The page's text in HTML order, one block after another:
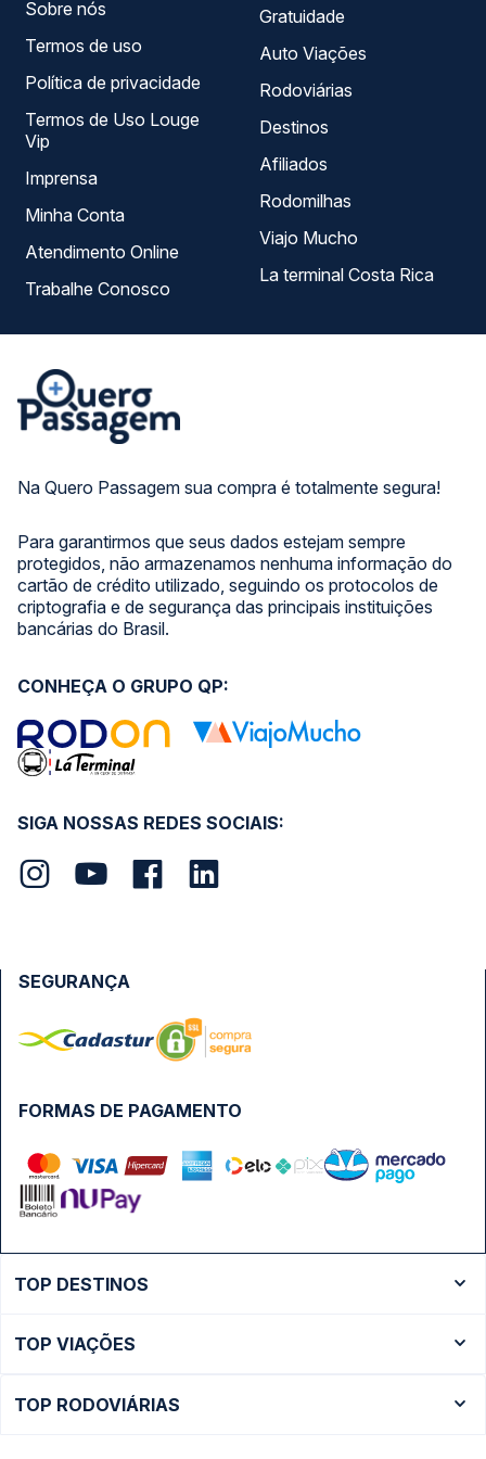
Na Quero Passagem sua compra é totalmente segura!
Para garantirmos que seus dados estejam sempre
protegidos, não armazenamos nenhuma informação do
cartão de crédito utilizado, seguindo os protocolos de
criptografia e de segurança das principais instituições
bancárias do Brasil.
Sobre nós
Termos de uso
Política de privacidade
Termos de Uso Louge
Vip
Imprensa
Minha Conta
Atendimento Online
Trabalhe Conosco
Gratuidade
Auto Viações
Rodoviárias
Destinos
Afiliados
Rodomilhas
Viajo Mucho
La terminal Costa Rica
SIGA NOSSAS REDES SOCIAIS:
CONHEÇA O GRUPO QP:
FORMAS DE PAGAMENTO
SEGURANÇA
TOP DESTINOS
Ônibus São Paulo
TOP VIAÇÕES
TOP RODOVIÁRIAS